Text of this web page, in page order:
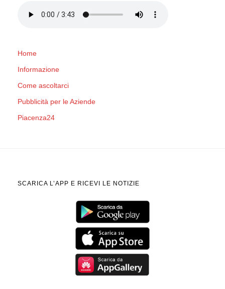
Home
Informazione
Come ascoltarci
Pubblicità per le Aziende
Piacenza24
SCARICA L’APP E RICEVI LE NOTIZIE